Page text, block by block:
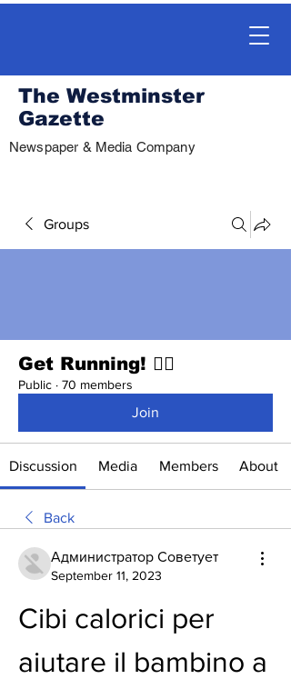
The Westminster
Gazette
Newspaper & Media Company
Groups
Get Running! 🏃‍♀️
Public · 70 members
Join
Discussion Media Members About
Back
Администратор Советует
September 11, 2023
Cibi calorici per
aiutare il bambino a